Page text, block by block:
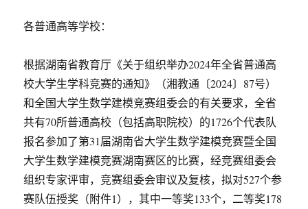
征
题
命
题
研
会
通
知
各普通高等学校：
根据湖南省教育厅《关于组织举办2024年全省普通高
校大学生学科竞赛的通知》（湘教通〔2024〕87号）
和全国大学生数学建模竞赛组委会的有关要求，全省
共有70所普通高校（包括高职院校）的1726个代表队
报名参加了第31届湖南省大学生数学建模竞赛暨全国
大学生数学建模竞赛湖南赛区的比赛，经竞赛组委会
组织专家评审，竞赛组委会审议及复核，拟对527个参
赛队伍授奖（附件1），其中一等奖133个，二等奖178